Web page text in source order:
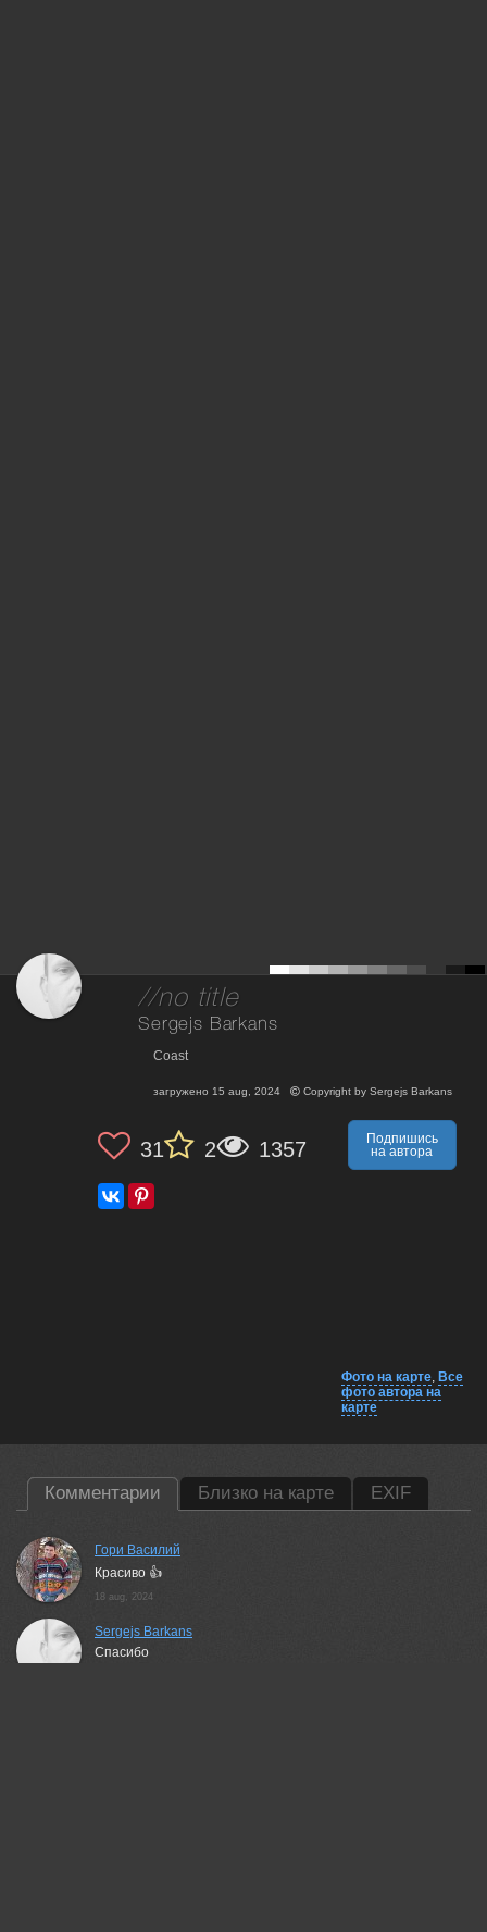
//no title
Sergejs Barkans
Coast
загружено 15 aug, 2024 Copyright by Sergejs Barkans
31 2 1357
Подпишись
на автора
Фото на карте, Все
фото автора на
карте
Комментарии Близко на карте EXIF
Гори Василий
Красиво 👍
18 aug, 2024
Sergejs Barkans
Спасибо